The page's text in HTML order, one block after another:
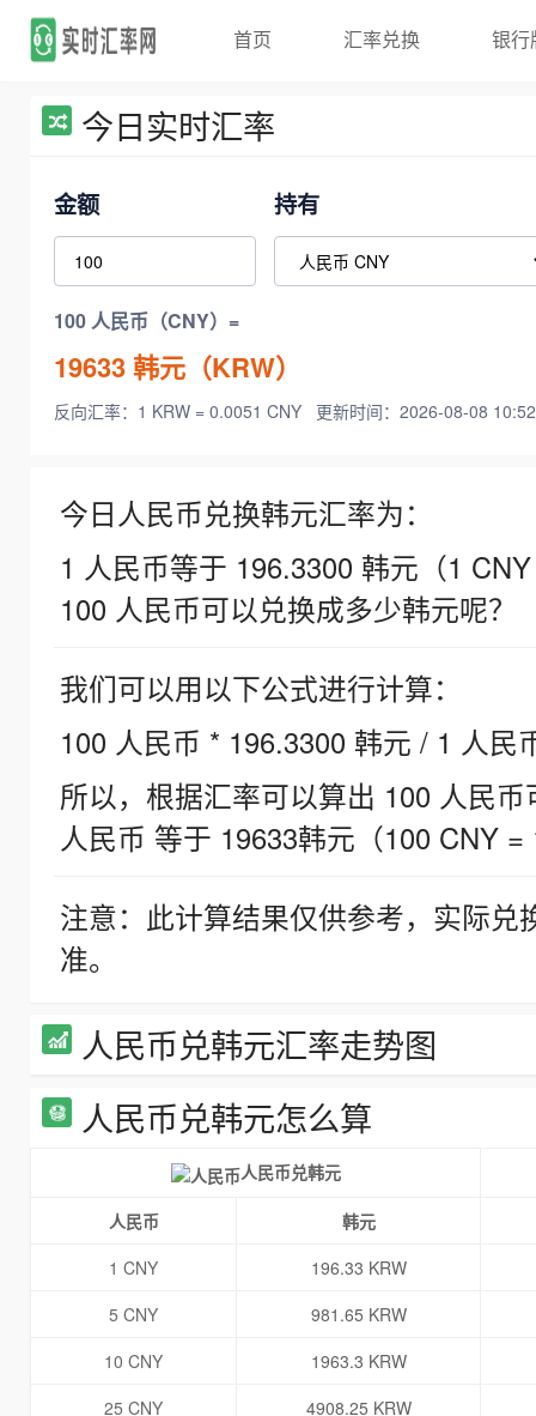
首页 汇率兑换 银行
今日实时汇率
金额 持有
100 人民币（CNY）=
19633韩元（KRW）
反向汇率：1 KRW = 0.0051 CNY 更新时间：2026-08-08
今日人民币兑换韩元汇率为：
1 人民币等于 196.3300 韩元（1
100 人民币可以兑换成多少韩元呢？
我们可以用以下公式进行计算：
100 人民币 * 196.3300 韩元 / 1 人民
所以，根据汇率可以算出 100 人民
人民币 等于 19633韩元（100 CNY =
注意：此计算结果仅供参考，实际
准。
人民币兑韩元汇率走势图
人民币兑韩元怎么算
人民币兑韩元
人民币
韩元
1 CNY
196.33 KRW
5 CNY
981.65 KRW
10 CNY
1963.3 KRW
25 CNY
4908.25 KRW